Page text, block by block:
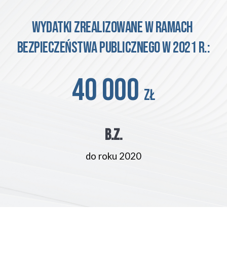
Wydatki zrealizowane w ramach
bezpieczeństwa publicznego w 2021 r.:
40 000 zł
b.z.
do roku 2020